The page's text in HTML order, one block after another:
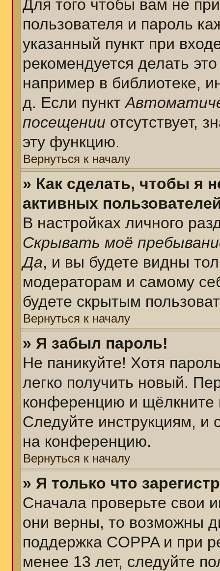
Для того чтобы вам не
пользователя и пароль
указанный пункт при
рекомендуется делать
например в библиотеке,
д. Если пункт
посещении отсутствует,
эту функцию.
Вернуться к началу
» Как сделать, чтобы я
активных
В настройках личного
Скрывать моё
Да, и вы будете видны
модераторам и самому
будете скрытым
Вернуться к началу
» Я забыл пароль!
Не паникуйте! Хотя
легко получить новый.
конференцию и щёлкните
Следуйте инструкциям, и
на конференцию.
Вернуться к началу
» Я только что
Сначала проверьте свои
они верны, то возможны
поддержка COPPA и при
менее 13 лет, следуйте